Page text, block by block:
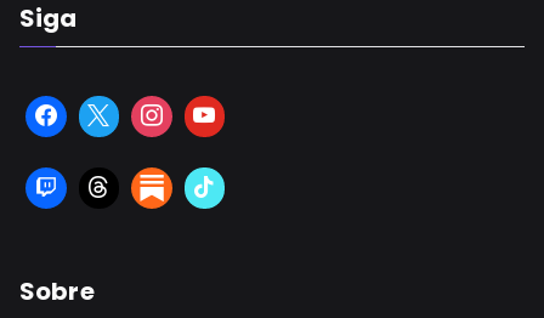
Siga
Sobre